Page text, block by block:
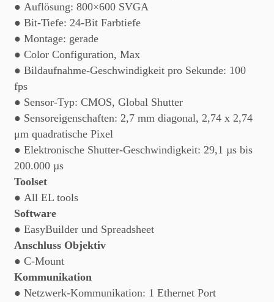
● Auflösung: 800×600 SVGA
● Bit-Tiefe: 24-Bit Farbtiefe
● Montage: gerade
● Color Configuration, Max
● Bildaufnahme-Geschwindigkeit pro Sekunde: 100
fps
● Sensor-Typ: CMOS, Global Shutter
● Sensoreigenschaften: 2,7 mm diagonal, 2,74 x 2,74
μm quadratische Pixel
● Elektronische Shutter-Geschwindigkeit: 29,1 µs bis
200.000 µs
Toolset
● All EL tools
Software
● EasyBuilder und Spreadsheet
Anschluss Objektiv
● C-Mount
Kommunikation
● Netzwerk-Kommunikation: 1 Ethernet Port